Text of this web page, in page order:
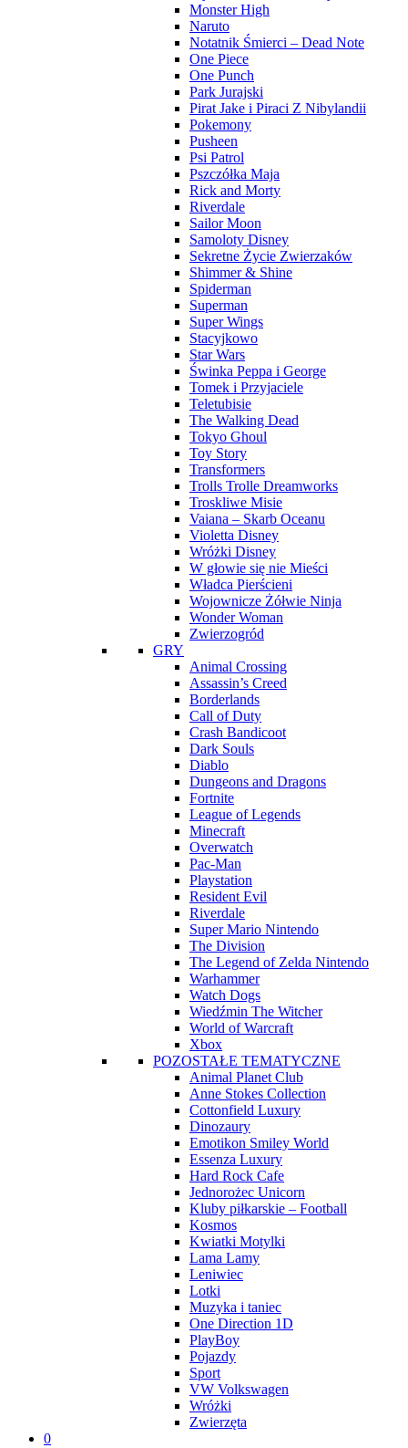
Monster High
Naruto
Notatnik Śmierci – Dead Note
One Piece
One Punch
Park Jurajski
Pirat Jake i Piraci Z Nibylandii
Pokemony
Pusheen
Psi Patrol
Pszczółka Maja
Rick and Morty
Riverdale
Sailor Moon
Samoloty Disney
Sekretne Życie Zwierzaków
Shimmer & Shine
Spiderman
Superman
Super Wings
Stacyjkowo
Star Wars
Świnka Peppa i George
Tomek i Przyjaciele
Teletubisie
The Walking Dead
Tokyo Ghoul
Toy Story
Transformers
Trolls Trolle Dreamworks
Troskliwe Misie
Vaiana – Skarb Oceanu
Violetta Disney
Wróżki Disney
W głowie się nie Mieści
Władca Pierścieni
Wojownicze Żółwie Ninja
Wonder Woman
Zwierzogród
GRY
Animal Crossing
Assassin’s Creed
Borderlands
Call of Duty
Crash Bandicoot
Dark Souls
Diablo
Dungeons and Dragons
Fortnite
League of Legends
Minecraft
Overwatch
Pac-Man
Playstation
Resident Evil
Riverdale
Super Mario Nintendo
The Division
The Legend of Zelda Nintendo
Warhammer
Watch Dogs
Wiedźmin The Witcher
World of Warcraft
Xbox
POZOSTAŁE TEMATYCZNE
Animal Planet Club
Anne Stokes Collection
Cottonfield Luxury
Dinozaury
Emotikon Smiley World
Essenza Luxury
Hard Rock Cafe
Jednorożec Unicorn
Kluby piłkarskie – Football
Kosmos
Kwiatki Motylki
Lama Lamy
Leniwiec
Lotki
Muzyka i taniec
One Direction 1D
PlayBoy
Pojazdy
Sport
VW Volkswagen
Wróżki
Zwierzęta
0